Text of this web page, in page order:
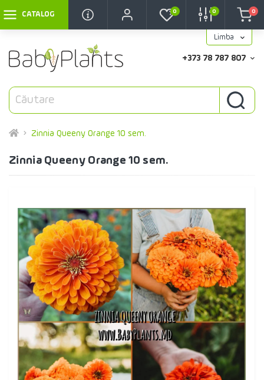
CATALOG
Limba
0 0 0
+373 78 787 807
Zinnia Queeny Orange 10 sem.
Zinnia Queeny Orange 10 sem.